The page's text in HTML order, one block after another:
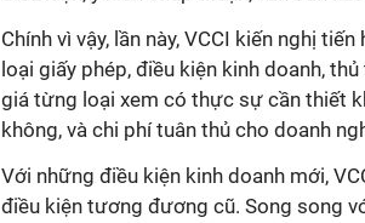
Chính vì vậy, lần này, VCCI kiến nghị
loại giấy phép, điều kiện kinh doanh,
giá từng loại xem có thực sự cần thiết
không, và chi phí tuân thủ cho doanh
Với những điều kiện kinh doanh mới,
điều kiện tương đương cũ. Song song